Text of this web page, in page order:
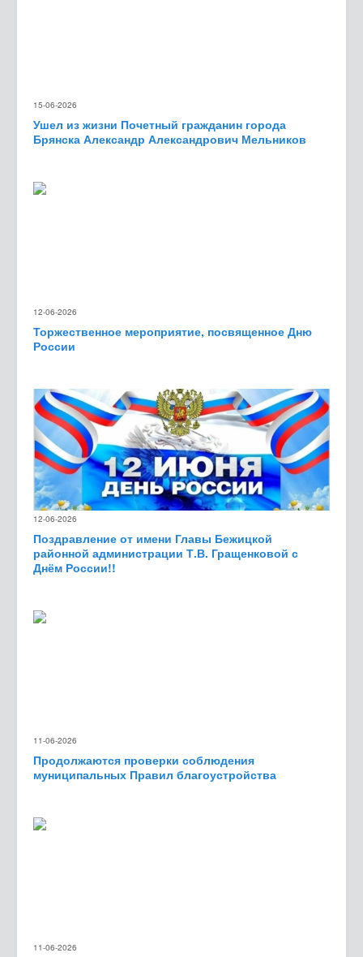
15-06-2026
Ушел из жизни Почетный гражданин города
Брянска Александр Александрович Мельников
12-06-2026
Торжественное мероприятие, посвященное Дню
России
12-06-2026
Поздравление от имени Главы Бежицкой
районной администрации Т.В. Гращенковой с
Днём России!!
11-06-2026
Продолжаются проверки соблюдения
муниципальных Правил благоустройства
11-06-2026